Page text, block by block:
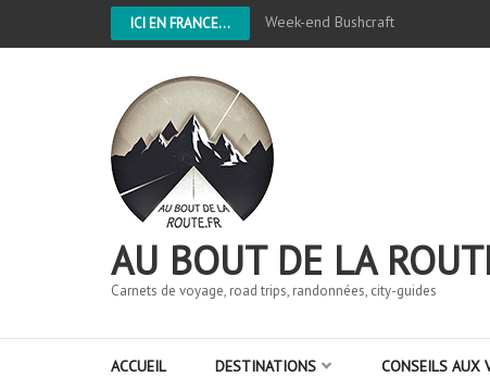
ICI EN FRANCE... Week-end Bushcraft
AU BOUT DE LA
Carnets de voyage, road trips, randonnées, city-guides
ACCUEIL DESTINATIONS CONSEILS AUX